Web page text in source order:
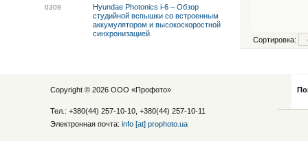
0309
Hyundae Photonics i-6 – Обзор
студийной вспышки со встроенным
аккумулятором и высокоскоростной
синхронизацией.
Сортировка:
Copyright © 2026 ООО «Профото»
Тел.: +380(44) 257-10-10, +380(44) 257-10-11
Электронная почта: info [at] prophoto.ua